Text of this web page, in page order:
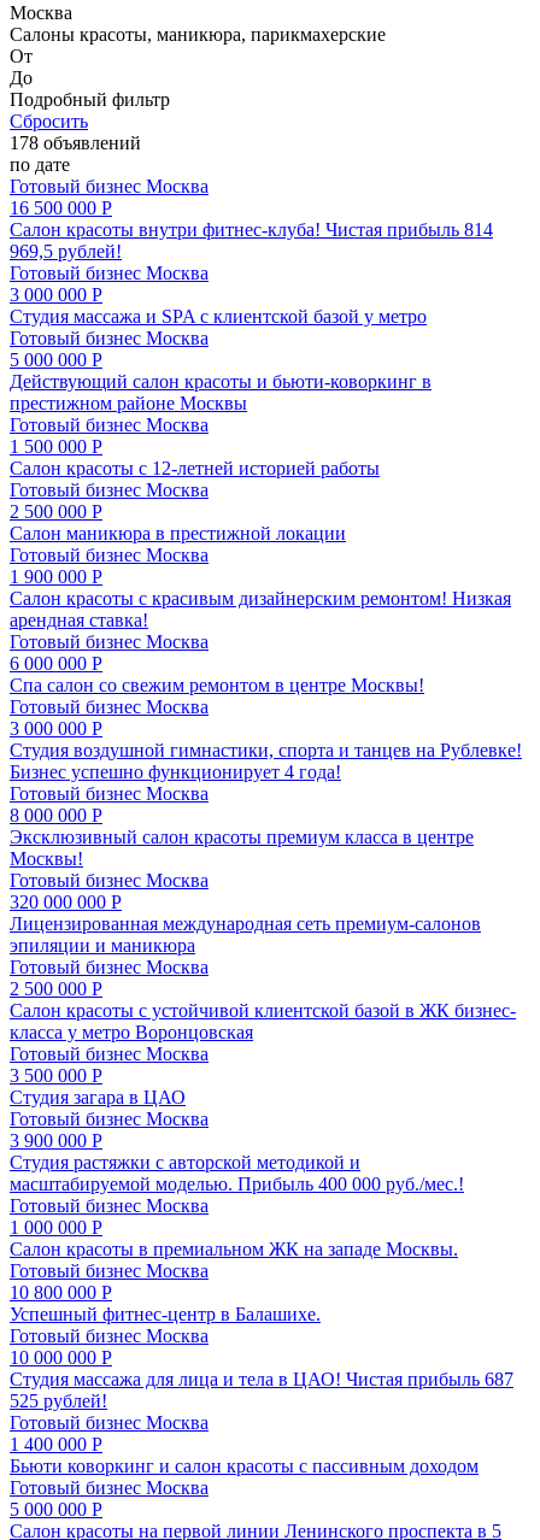
Москва
Салоны красоты, маникюра, парикмахерские
От
До
Подробный фильтр
Сбросить
178 объявлений
по дате
Готовый бизнес Москва
16 500 000 Р
Салон красоты внутри фитнес-клуба! Чистая прибыль 814
969,5 рублей!
Готовый бизнес Москва
3 000 000 Р
Студия массажа и SPA с клиентской базой у метро
Готовый бизнес Москва
5 000 000 Р
Действующий салон красоты и бьюти-коворкинг в
престижном районе Москвы
Готовый бизнес Москва
1 500 000 Р
Салон красоты с 12-летней историей работы
Готовый бизнес Москва
2 500 000 Р
Салон маникюра в престижной локации
Готовый бизнес Москва
1 900 000 Р
Салон красоты с красивым дизайнерским ремонтом! Низкая
арендная ставка!
Готовый бизнес Москва
6 000 000 Р
Спа салон со свежим ремонтом в центре Москвы!
Готовый бизнес Москва
3 000 000 Р
Студия воздушной гимнастики, спорта и танцев на Рублевке!
Бизнес успешно функционирует 4 года!
Готовый бизнес Москва
8 000 000 Р
Эксклюзивный салон красоты премиум класса в центре
Москвы!
Готовый бизнес Москва
320 000 000 Р
Лицензированная международная сеть премиум-салонов
эпиляции и маникюра
Готовый бизнес Москва
2 500 000 Р
Салон красоты с устойчивой клиентской базой в ЖК бизнес-
класса у метро Воронцовская
Готовый бизнес Москва
3 500 000 Р
Студия загара в ЦАО
Готовый бизнес Москва
3 900 000 Р
Студия растяжки с авторской методикой и
масштабируемой моделью. Прибыль 400 000 руб./мес.!
Готовый бизнес Москва
1 000 000 Р
Салон красоты в премиальном ЖК на западе Москвы.
Готовый бизнес Москва
10 800 000 Р
Успешный фитнес-центр в Балашихе.
Готовый бизнес Москва
10 000 000 Р
Студия массажа для лица и тела в ЦАО! Чистая прибыль 687
525 рублей!
Готовый бизнес Москва
1 400 000 Р
Бьюти коворкинг и салон красоты с пассивным доходом
Готовый бизнес Москва
5 000 000 Р
Салон красоты на первой линии Ленинского проспекта в 5